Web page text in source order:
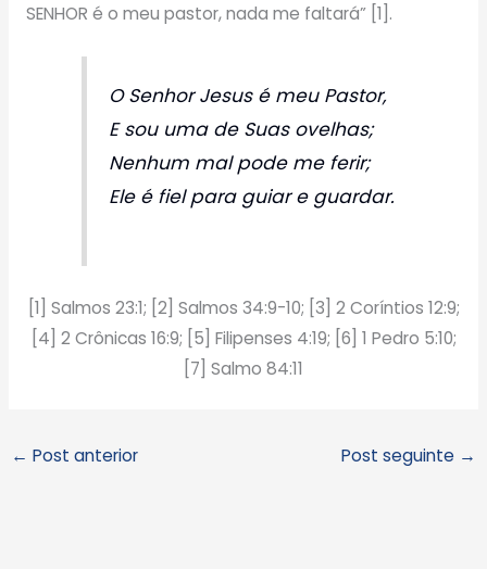
SENHOR é o meu pastor, nada me faltará” [1].
O Senhor Jesus é meu Pastor,
E sou uma de Suas ovelhas;
Nenhum mal pode me ferir;
Ele é fiel para guiar e guardar.
[1] Salmos 23:1; [2] Salmos 34:9-10; [3] 2 Coríntios 12:9;
[4] 2 Crônicas 16:9; [5] Filipenses 4:19; [6] 1 Pedro 5:10;
[7] Salmo 84:11
← Post anterior Post seguinte →